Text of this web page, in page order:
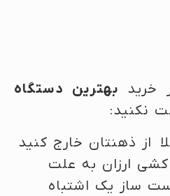
خرید بهترین دستگاه
نکنید:
از ذهنتان خارج کنید
ارزان به علت
ساز یک اشتباه